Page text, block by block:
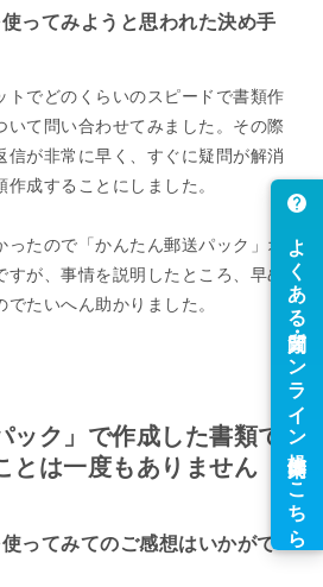
ってみようと思われた決め手
トでどのくらいのスピードで書類作
いて問い合わせてみました。その際
信が非常に早く、すぐに疑問が解消
成することにしました。
たので「かんたん郵送パック」オ
が、事情を説明したところ、早め
たいへん助かりました。
ック」で作成した書類で
とは一度もありません
ってみてのご感想はいかがで